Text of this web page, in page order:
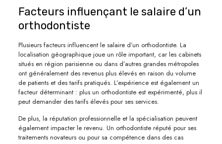
Facteurs influençant le salaire d’un
orthodontiste
Plusieurs facteurs influencent le salaire d’un orthodontiste. La
localisation géographique joue un rôle important, car les cabinets
situés en région parisienne ou dans d’autres grandes métropoles
ont généralement des revenus plus élevés en raison du volume
de patients et des tarifs pratiqués. L’expérience est également un
facteur déterminant : plus un orthodontiste est expérimenté, plus il
peut demander des tarifs élevés pour ses services.
De plus, la réputation professionnelle et la spécialisation peuvent
également impacter le revenu. Un orthodontiste réputé pour ses
traitements novateurs ou pour sa compétence dans des cas